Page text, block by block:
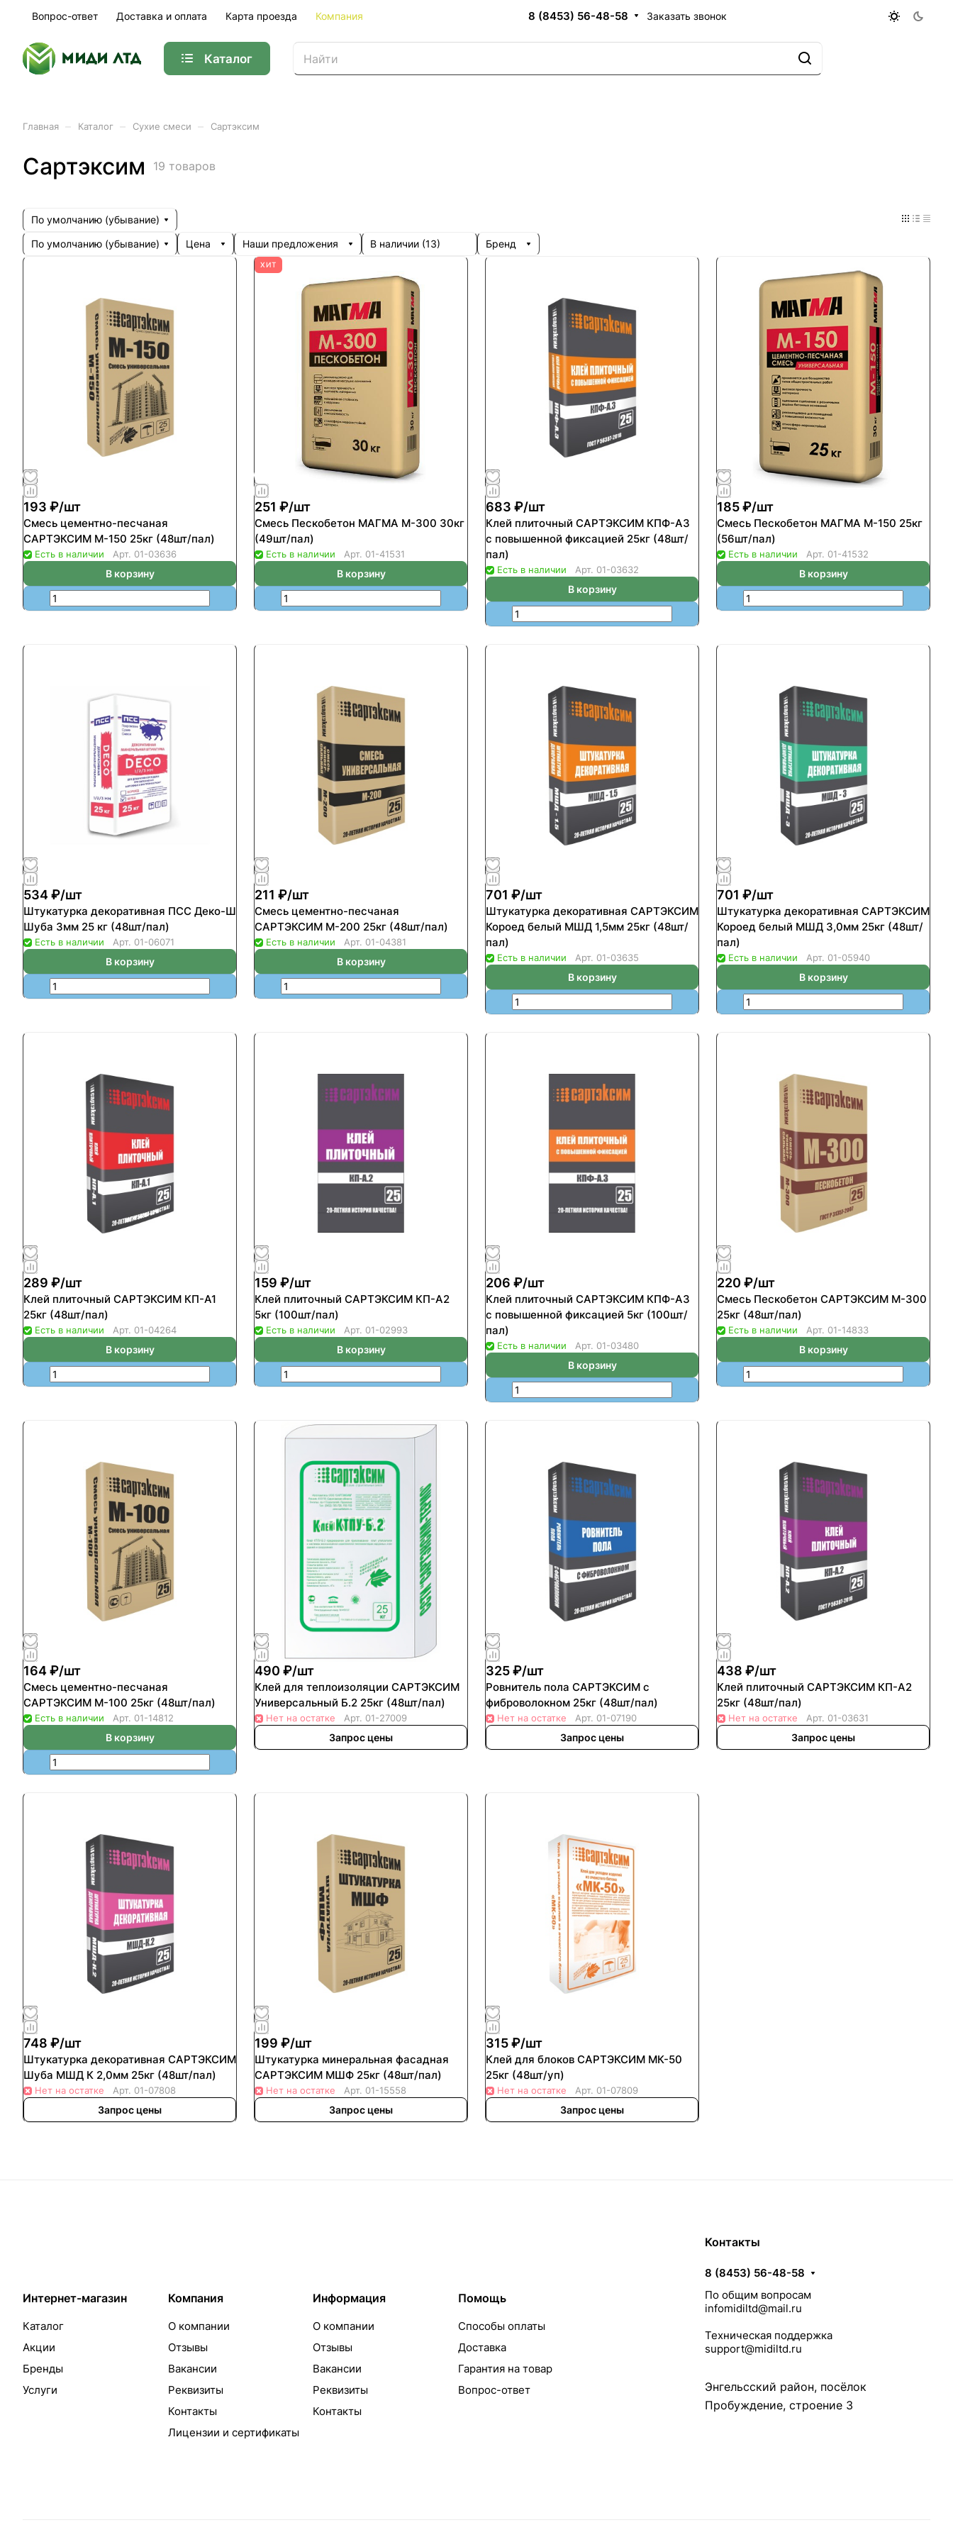
Вопрос-ответ Доставка и оплата Карта проезда Компания 8 (8453) 56-48-58 Заказать звонок
Каталог
Главная Каталог Сухие смеси Сартэксим
Сартэксим 19 товаров
По умолчанию (убывание)
По умолчанию (убывание)
Цена Наши предложения В наличии (13) Бренд
193 ₽/шт
Смесь цементно-песчаная
САРТЭКСИМ М-150 25кг (48шт/пал)
Есть в наличии Арт. 01-03636
В корзину
ХИТ
251 ₽/шт
Смесь Пескобетон МАГМА М-300 30кг
(49шт/пал)
Есть в наличии Арт. 01-41531
В корзину
683 ₽/шт
Клей плиточный САРТЭКСИМ КПФ-А3
с повышенной фиксацией 25кг (48шт/
пал)
Есть в наличии Арт. 01-03632
В корзину
185 ₽/шт
Смесь Пескобетон МАГМА М-150 25кг
(56шт/пал)
Есть в наличии Арт. 01-41532
В корзину
534 ₽/шт
Штукатурка декоративная ПСС Деко-Ш
Шуба 3мм 25 кг (48шт/пал)
Есть в наличии Арт. 01-06071
В корзину
211 ₽/шт
Смесь цементно-песчаная
САРТЭКСИМ М-200 25кг (48шт/пал)
Есть в наличии Арт. 01-04381
В корзину
701 ₽/шт
Штукатурка декоративная САРТЭКСИМ
Короед белый МШД 1,5мм 25кг (48шт/
пал)
Есть в наличии Арт. 01-03635
В корзину
701 ₽/шт
Штукатурка декоративная САРТЭКСИМ
Короед белый МШД 3,0мм 25кг (48шт/
пал)
Есть в наличии Арт. 01-05940
В корзину
289 ₽/шт
Клей плиточный САРТЭКСИМ КП-А1
25кг (48шт/пал)
Есть в наличии Арт. 01-04264
В корзину
159 ₽/шт
Клей плиточный САРТЭКСИМ КП-А2
5кг (100шт/пал)
Есть в наличии Арт. 01-02993
В корзину
206 ₽/шт
Клей плиточный САРТЭКСИМ КПФ-А3
с повышенной фиксацией 5кг (100шт/
пал)
Есть в наличии Арт. 01-03480
В корзину
220 ₽/шт
Смесь Пескобетон САРТЭКСИМ М-300
25кг (48шт/пал)
Есть в наличии Арт. 01-14833
В корзину
164 ₽/шт
Смесь цементно-песчаная
САРТЭКСИМ М-100 25кг (48шт/пал)
Есть в наличии Арт. 01-14812
В корзину
490 ₽/шт
Клей для теплоизоляции САРТЭКСИМ
Универсальный Б.2 25кг (48шт/пал)
Нет на остатке Арт. 01-27009
Запрос цены
325 ₽/шт
Ровнитель пола САРТЭКСИМ с
фиброволокном 25кг (48шт/пал)
Нет на остатке Арт. 01-07190
Запрос цены
438 ₽/шт
Клей плиточный САРТЭКСИМ КП-А2
25кг (48шт/пал)
Нет на остатке Арт. 01-03631
Запрос цены
748 ₽/шт
Штукатурка декоративная САРТЭКСИМ
Шуба МШД К 2,0мм 25кг (48шт/пал)
Нет на остатке Арт. 01-07808
Запрос цены
199 ₽/шт
Штукатурка минеральная фасадная
САРТЭКСИМ МШФ 25кг (48шт/пал)
Нет на остатке Арт. 01-15558
Запрос цены
315 ₽/шт
Клей для блоков САРТЭКСИМ МК-50
25кг (48шт/уп)
Нет на остатке Арт. 01-07809
Запрос цены
Интернет-магазин
Каталог
Акции
Бренды
Услуги
Компания
О компании
Отзывы
Вакансии
Реквизиты
Контакты
Лицензии и сертификаты
Информация
О компании
Отзывы
Вакансии
Реквизиты
Контакты
Помощь
Способы оплаты
Доставка
Гарантия на товар
Вопрос-ответ
Контакты
8 (8453) 56-48-58
По общим вопросам
infomidiltd@mail.ru
Техническая поддержка
support@midiltd.ru
Энгельсский район, посёлок
Пробуждение, строение 3